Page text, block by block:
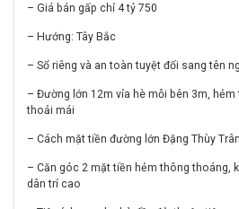
– Giá bán gấp chỉ 4 tỷ 750
– Hướng: Tây Bắc
– Sổ riêng và an toàn tuyệt đối sang tên
– Đường lớn 12m vỉa hè mỗi bên 3m,
thoải mái
– Cách mặt tiền đường lớn Đặng Thùy
– Căn góc 2 mặt tiền hẻm thông thoáng,
dân trí cao